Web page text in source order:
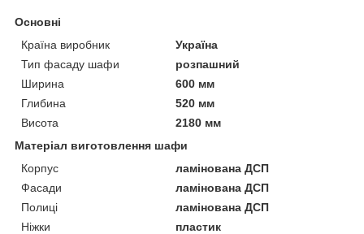
Основні
Країна виробник
Україна
Тип фасаду шафи
розпашний
Ширина
600 мм
Глибина
520 мм
Висота
2180 мм
Матеріал виготовлення шафи
Корпус
ламінована ДСП
Фасади
ламінована ДСП
Полиці
ламінована ДСП
Ніжки
пластик